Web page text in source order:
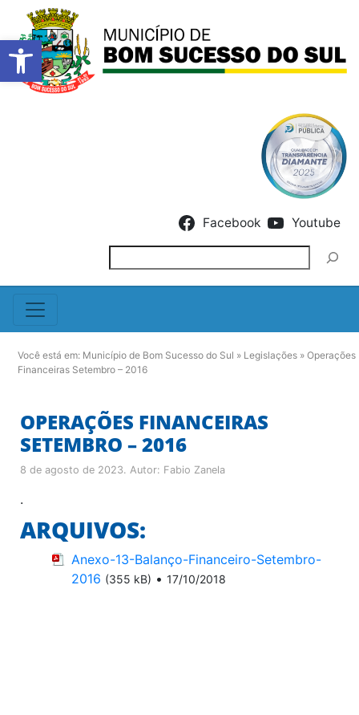
Barra de Ferramentas
Facebook Youtube
Você está em: Município de Bom Sucesso do Sul » Legislações » Operações
Financeiras Setembro – 2016
OPERAÇÕES FINANCEIRAS
SETEMBRO – 2016
8 de agosto de 2023. Autor: Fabio Zanela
.
ARQUIVOS:
Anexo-13-Balanço-Financeiro-Setembro-
2016 (355 kB) • 17/10/2018